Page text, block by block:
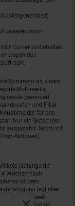
Mengeneinheit)
unseren zuvor
Irrtümer vorbehalten.
wegen des
sein.
Sortiment ab einem
Multimedia,
sowie gesondert
und Filial-
für den
Nur ein Gutschein
ausgezahlt. Nicht mit
Aktionen)
(solange der
Wochen nach
ist dem
jeglicher